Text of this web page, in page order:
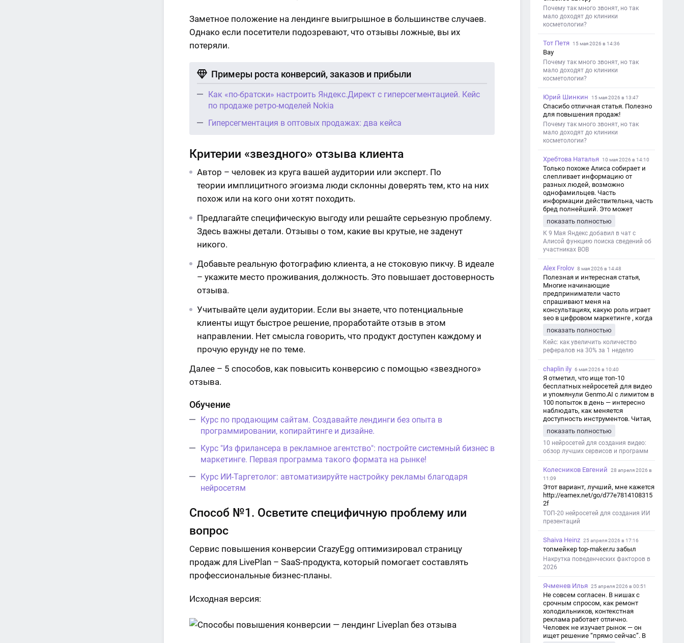
Заметное положение на лендинге выигрышное в большинстве случаев.
Однако если посетители подозревают, что отзывы ложные, вы их
потеряли.
Примеры роста конверсий, заказов и прибыли
Как «по-братски» настроить Яндекс.Директ с гиперсегментацией. Кейс
по продаже ретро-моделей Nokia
Гиперсегментация в оптовых продажах: два кейса
Критерии «звездного» отзыва клиента
Автор – человек из круга вашей аудитории или эксперт. По
теории имплицитного эгоизма люди склонны доверять тем, кто на них
похож или на кого они хотят походить.
Предлагайте специфическую выгоду или решайте серьезную проблему.
Здесь важны детали. Отзывы о том, какие вы крутые, не заденут
никого.
Добавьте реальную фотографию клиента, а не стоковую пикчу. В идеале
– укажите место проживания, должность. Это повышает достоверность
отзыва.
Учитывайте цели аудитории. Если вы знаете, что потенциальные
клиенты ищут быстрое решение, проработайте отзыв в этом
направлении. Нет смысла говорить, что продукт доступен каждому и
прочую ерунду не по теме.
Далее – 5 способов, как повысить конверсию с помощью «звездного»
отзыва.
Обучение
Курс по продающим сайтам. Создавайте лендинги без опыта в
программировании, копирайтинге и дизайне.
Курс "Из фрилансера в рекламное агентство": постройте системный бизнес в
маркетинге. Первая программа такого формата на рынке!
Курс ИИ-Таргетолог: автоматизируйте настройку рекламы благодаря
нейросетям
Способ №1. Осветите специфичную проблему или
вопрос
Сервис повышения конверсии CrazyEgg оптимизировал страницу
продаж для LivePlan – SaaS-продукта, который помогает составлять
профессиональные бизнес-планы.
Исходная версия:
Почему так много звонят, но так
мало доходят до клиники
косметологии?
Тот Петя 15 мая 2026 в 14:36
Вау
Почему так много звонят, но так
мало доходят до клиники
косметологии?
Юрий Шинкин 15 мая 2026 в 13:47
Спасибо отличная статья. Полезно
для повышения продаж!
Почему так много звонят, но так
мало доходят до клиники
косметологии?
Хребтова Наталья 10 мая 2026 в 14:10
Только похоже Алиса собирает и
слепливает информацию от
разных людей, возможно
однофамильцев. Часть
информации действительна, часть
бред полнейший. Это может
дезинформации
показать полностью
К 9 Мая Яндекс добавил в чат с
Алисой функцию поиска сведений об
участниках ВОВ
Alex Frolov 8 мая 2026 в 14:48
Полезная и интересная статья,
Многие начинающие
предприниматели часто
спрашивают меня на
консультациях, какую роль играет
seo в цифровом маркетинге , когда
обсуждаем их проект:
https://aseotop.com/kakuyu-rol-igraet-
seo-v-czifrovom-marketinge/
показать полностью
Кейс: как увеличить количество
рефералов на 30% за 1 неделю
chaplin ily 6 мая 2026 в 10:40
Я отметил, что ище топ-10
бесплатных нейросетей для видео
и упомянули Genmo.AI с лимитом в
100 попыток в день — интересно
наблюдать, как меняется
доступность инструментов. Читая,
с короткими клипами в телеграм-
каналах YAGLA и Kokoc Group. Flux 2
показать полностью
10 нейросетей для создания видео:
обзор лучших сервисов и программ
Колесников Евгений
28 апреля 2026 в
11:09
Этот вариант, лучший, мне кажется
http://earnex.net/go/d77e7814108315
2f
ТОП-20 нейросетей для создания ИИ
презентаций
Shaiva Heinz 25 апреля 2026 в 17:16
топмейкер top-maker.ru забыл
Накрутка поведенческих факторов в
2026
Ячменев Илья 25 апреля 2026 в 00:51
Не совсем согласен. В нишах с
срочным спросом, как ремонт
холодильников, контекстная
реклама работает отлично.
Человек не изучает рынок — он
ищет решение “прямо сейчас”. В